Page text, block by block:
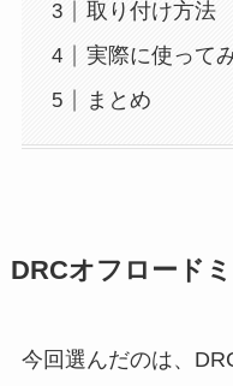
取り付け方法
実際に使って
まとめ
DRCオフロード
今回選んだのは、